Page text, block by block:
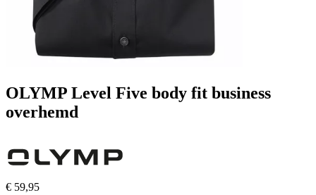
OLYMP Level Five body fit business
overhemd
€ 59,95